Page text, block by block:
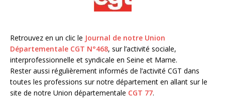
Retrouvez en un clic le Journal de notre Union
Départementale CGT N°468, sur l’activité sociale,
interprofessionnelle et syndicale en Seine et Marne.
Rester aussi régulièrement informés de l’activité CGT dans
toutes les professions sur notre département en allant sur le
site de notre Union départementale CGT 77.